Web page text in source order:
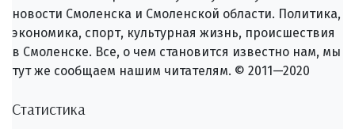
новости Смоленска и Смоленской области. Политика,
экономика, спорт, культурная жизнь, происшествия
в Смоленске. Все, о чем становится известно нам, мы
тут же сообщаем нашим читателям. © 2011—2020
Статистика